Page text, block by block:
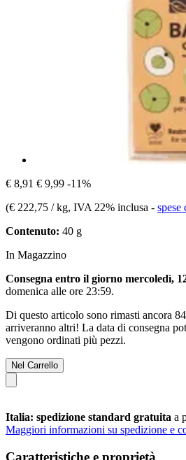
€ 8,91 € 9,99 -11%
(€ 222,75 / kg, IVA 22% inclusa - spese
Contenuto: 40 g
In Magazzino
Consegna entro il giorno mercoledì,
domenica alle ore 23:59.
Di questo articolo sono rimasti ancora
arriveranno altri! La data di consegna
vengono ordinati più pezzi.
Nel Carrello
Italia: spedizione standard gratuita a
Maggiori informazioni su spedizione e
Caratteristiche e proprietà